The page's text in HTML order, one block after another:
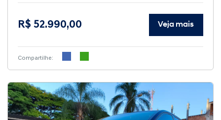
R$ 52.990,00 Veja mais
Compartilhe: